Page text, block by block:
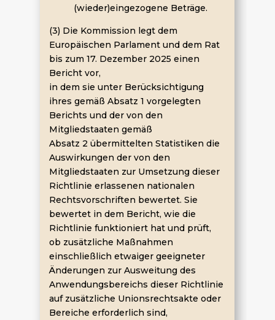
(wieder)eingezogene Beträge.
(3) Die Kommission legt dem
Europäischen Parlament und dem Rat
bis zum 17. Dezember 2025 einen
Bericht vor,
in dem sie unter Berücksichtigung
ihres gemäß Absatz 1 vorgelegten
Berichts und der von den
Mitgliedstaaten gemäß
Absatz 2 übermittelten Statistiken die
Auswirkungen der von den
Mitgliedstaaten zur Umsetzung dieser
Richtlinie erlassenen nationalen
Rechtsvorschriften bewertet. Sie
bewertet in dem Bericht, wie die
Richtlinie funktioniert hat und prüft,
ob zusätzliche Maßnahmen
einschließlich etwaiger geeigneter
Änderungen zur Ausweitung des
Anwendungsbereichs dieser Richtlinie
auf zusätzliche Unionsrechtsakte oder
Bereiche erforderlich sind,